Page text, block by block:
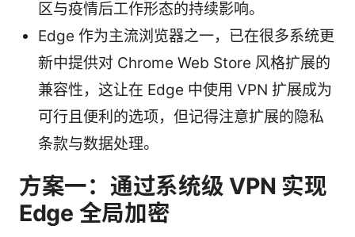
区与疫情后工作形态的持续影响。
Edge 作为主流浏览器之一，已在很多系统更
新中提供对 Chrome Web Store 风格扩展的
兼容性，这让在 Edge 中使用 VPN 扩展成为
可行且便利的选项，但记得注意扩展的隐私
条款与数据处理。
方案一：通过系统级 VPN 实现
Edge 全局加密